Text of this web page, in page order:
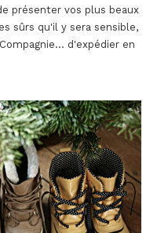
présenter vos plus beaux
sûrs qu'il y sera sensible,
d'expédier en